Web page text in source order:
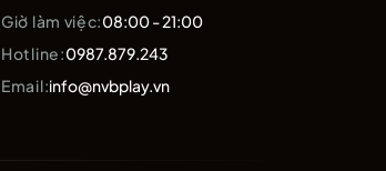
Giờ làm việc:08:00 - 21:00
Hotline:0987.879.243
Email:info@nvbplay.vn